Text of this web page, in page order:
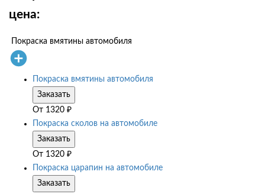
цена:
Покраска вмятины автомобиля
Покраска вмятины автомобиля
Заказать
От 1320 ₽
Покраска сколов на автомобиле
Заказать
От 1320 ₽
Покраска царапин на автомобиле
Заказать